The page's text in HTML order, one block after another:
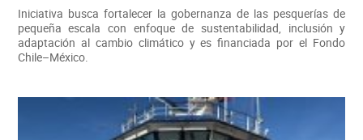
Iniciativa busca fortalecer la gobernanza de las pesquerías de
pequeña escala con enfoque de sustentabilidad, inclusión y
adaptación al cambio climático y es financiada por el Fondo
Chile–México.